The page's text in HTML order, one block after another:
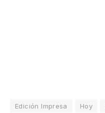
Edición Impresa Hoy